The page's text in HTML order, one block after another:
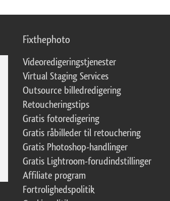
Fixthephoto
Videoredigeringstjenester
Virtual Staging Services
Outsource billedredigering
Retoucheringstips
Gratis fotoredigering
Gratis råbilleder til retouchering
Gratis Photoshop-handlinger
Gratis Lightroom-forudindstillinger
Affiliate program
Fortrolighedspolitik